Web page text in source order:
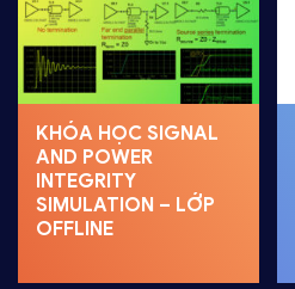
KHÓA HỌC SIGNAL
AND POWER
INTEGRITY
SIMULATION – LỚP
OFFLINE